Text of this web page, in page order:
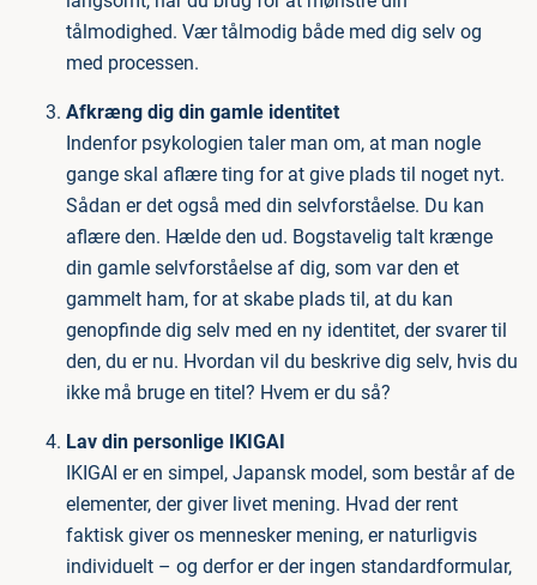
tålmodighed. Vær tålmodig både med dig selv og
med processen.
Afkræng dig din gamle identitet
Indenfor psykologien taler man om, at man nogle
gange skal aflære ting for at give plads til noget nyt.
Sådan er det også med din selvforståelse. Du kan
aflære den. Hælde den ud. Bogstavelig talt krænge
din gamle selvforståelse af dig, som var den et
gammelt ham, for at skabe plads til, at du kan
genopfinde dig selv med en ny identitet, der svarer til
den, du er nu. Hvordan vil du beskrive dig selv, hvis du
ikke må bruge en titel? Hvem er du så?
Lav din personlige IKIGAI
IKIGAI er en simpel, Japansk model, som består af de
elementer, der giver livet mening. Hvad der rent
faktisk giver os mennesker mening, er naturligvis
individuelt – og derfor er der ingen standardformular,